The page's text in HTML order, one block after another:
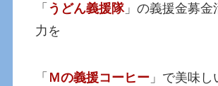
「 うどん義援隊」の義援金募金
力を
「 Ｍの義援コーヒー 」で美味